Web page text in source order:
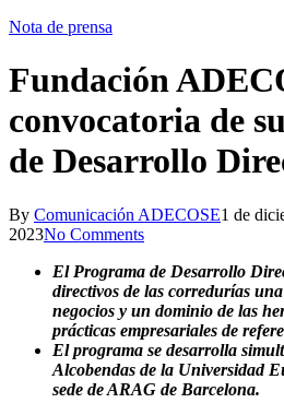
Nota de prensa
Fundación
convocatoria de
de Desarrollo
By Comunicación ADECOSE1 de
2023No Comments
El Programa de Desarrollo
directivos de las corredurías
negocios y un dominio de las
prácticas empresariales de
El programa se desarrolla
Alcobendas de la Universidad
sede de ARAG de Barcelona.